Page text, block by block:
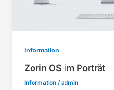
Information
Zorin OS im Porträt
Information/admin